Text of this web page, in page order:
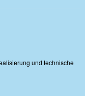
und technische